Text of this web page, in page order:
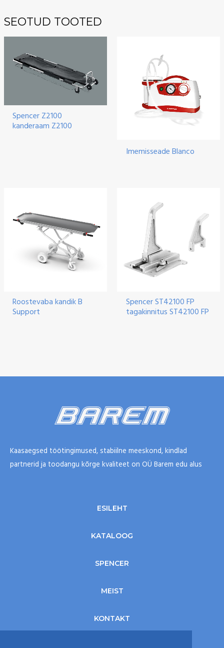
SEOTUD TOOTED
Spencer Z2100
kanderaam Z2100
Imemisseade Blanco
Roostevaba kandik B
Support
Spencer ST42100 FP
tagakinnitus ST42100 FP
Kaasaegsed töötingimused, stabiilne meeskond, kindlad
partnerid ja toodangu kõrge kvaliteet on OÜ Barem edu alus
ESILEHT
KATALOOG
SPENCER
MEIST
KONTAKT